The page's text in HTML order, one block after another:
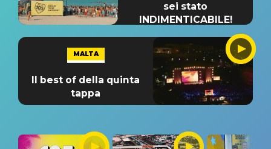
sei stato
INDIMENTICABILE!
MALTA
Il best of della quinta
tappa